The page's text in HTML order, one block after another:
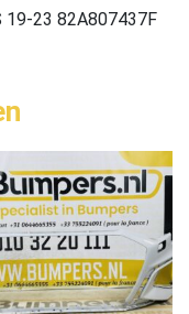
19-23 82A807437F